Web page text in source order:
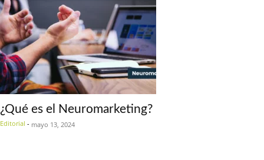
¿Qué es el Neuromarketing?
Editorial - mayo 13, 2024